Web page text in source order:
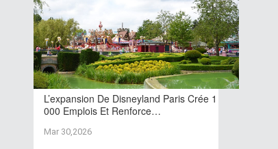
L’expansion De Disneyland Paris Crée 1
000 Emplois Et Renforce…
Mar 30,2026